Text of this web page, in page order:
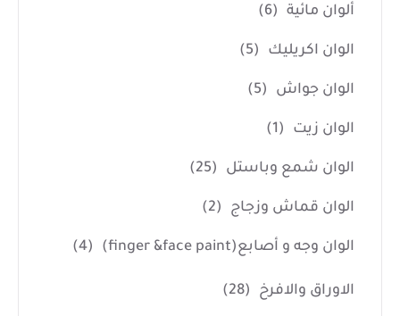
ألوان مائية (6)
الوان اكريليك (5)
الوان جواش (5)
الوان زيت (1)
الوان شمع وباستل (25)
الوان قماش وزجاج (2)
الوان وجه و أصابع(finger &face paint) (4)
الاوراق والافرخ (28)